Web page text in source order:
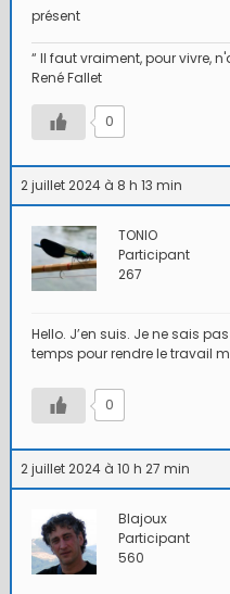
présent
“ Il faut vraiment, pour vivre,
René Fallet
0
2 juillet 2024 à 8 h 13 min
TONIO
Participant
267
Hello. J’en suis. Je ne sais
temps pour rendre le travail
0
2 juillet 2024 à 10 h 27 min
Blajoux
Participant
560